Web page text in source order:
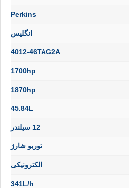
Perkins
انگلیس
4012-46TAG2A
1700hp
1870hp
45.84L
12 سیلندر
توربو شارژ
الکترونیکی
341L/h